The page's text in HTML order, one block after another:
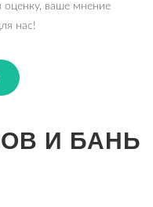
оценку, ваше мнение
нас!
И БАНЬ